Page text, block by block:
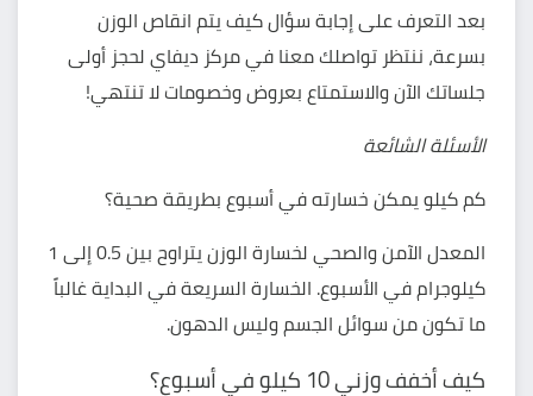
بعد التعرف على إجابة سؤال كيف يتم انقاص الوزن
بسرعة، ننتظر تواصلك معنا فيمركز ديفايلحجز أولى
جلساتك الآن والاستمتاع بعروض وخصومات لا تنتهي!
الأسئلة الشائعة
كم كيلو يمكن خسارته في أسبوع بطريقة صحية؟
المعدل الآمن والصحي لخسارة الوزن يتراوح بين 0.5 إلى 1
كيلوجرام في الأسبوع. الخسارة السريعة في البداية غالباً
ما تكون من سوائل الجسم وليس الدهون.
كيف أخفف وزني 10 كيلو في أسبوع؟